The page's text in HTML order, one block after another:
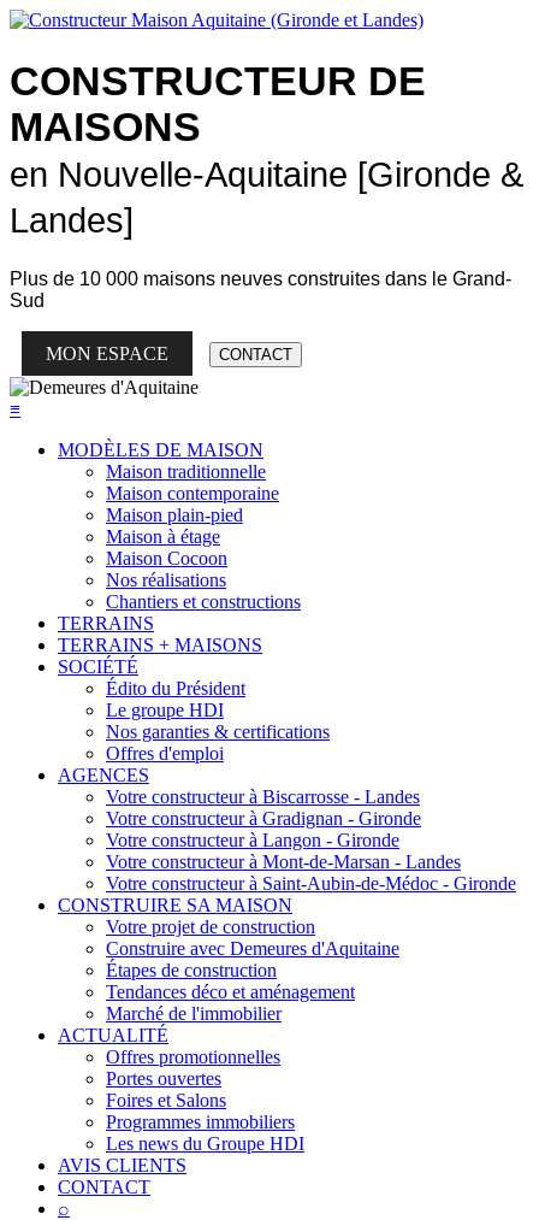
CONSTRUCTEUR DE
MAISONS
en Nouvelle-Aquitaine [Gironde &
Landes]
Plus de 10 000 maisons neuves construites dans le Grand-
Sud
MON ESPACE CONTACT
≡
MODÈLES DE MAISON
Maison traditionnelle
Maison contemporaine
Maison plain-pied
Maison à étage
Maison Cocoon
Nos réalisations
Chantiers et constructions
TERRAINS
TERRAINS + MAISONS
SOCIÉTÉ
Édito du Président
Le groupe HDI
Nos garanties & certifications
Offres d'emploi
AGENCES
Votre constructeur à Biscarrosse - Landes
Votre constructeur à Gradignan - Gironde
Votre constructeur à Langon - Gironde
Votre constructeur à Mont-de-Marsan - Landes
Votre constructeur à Saint-Aubin-de-Médoc - Gironde
CONSTRUIRE SA MAISON
Votre projet de construction
Construire avec Demeures d'Aquitaine
Étapes de construction
Tendances déco et aménagement
Marché de l'immobilier
ACTUALITÉ
Offres promotionnelles
Portes ouvertes
Foires et Salons
Programmes immobiliers
Les news du Groupe HDI
AVIS CLIENTS
CONTACT
⌕